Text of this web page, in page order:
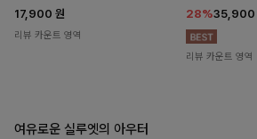
17,900 원
리뷰 카운트 영역
28%35,900
리뷰 카운트 영역
여유로운 실루엣의 아우터